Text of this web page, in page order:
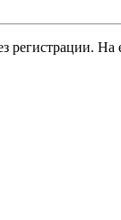
регистрации.